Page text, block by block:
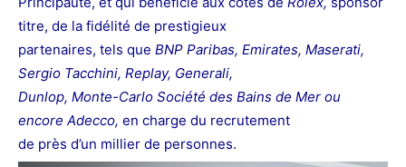
titre, de la fidélité de prestigieux
partenaires, tels que BNP Paribas, Emirates, Maserati,
Sergio Tacchini, Replay, Generali,
Dunlop, Monte-Carlo Société des Bains de Mer ou
encore Adecco, en charge du recrutement
de près d’un millier de personnes.